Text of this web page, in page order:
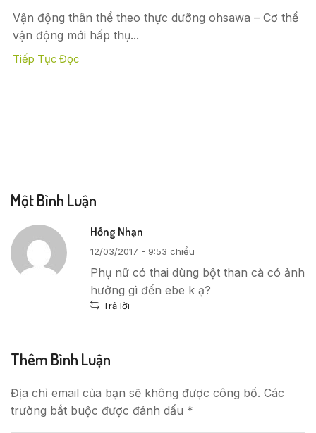
Vận động thân thể theo thực dưỡng ohsawa – Cơ thể
vận động mới hấp thụ...
Tiếp Tục Đọc
Một Bình Luận
Hồng Nhạn
12/03/2017 - 9:53 chiều
Phụ nữ có thai dùng bột than cà có ảnh
hưởng gì đến ebe k ạ?
Trả lời
Thêm Bình Luận
Địa chỉ email của bạn sẽ không được công bố. Các
trường bắt buộc được đánh dấu *